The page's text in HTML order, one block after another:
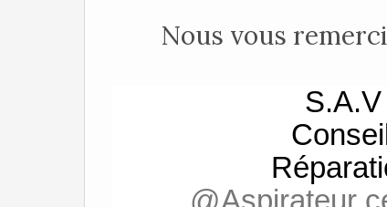
Nous vous
S.A.V
@Aspirateur